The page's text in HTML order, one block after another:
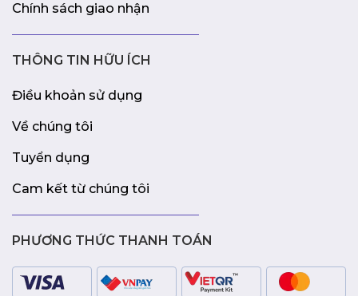
Chính sách giao nhận
THÔNG TIN HỮU ÍCH
Điều khoản sử dụng
Về chúng tôi
Tuyển dụng
Cam kết từ chúng tôi
PHƯƠNG THỨC THANH TOÁN